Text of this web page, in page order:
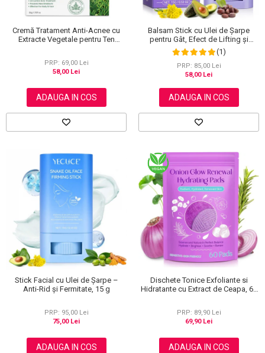
Cremă Tratament Anti-Acnee cu
Extracte Vegetale pentru Ten
PRP: 69,00 Lei
58,00 Lei
ADAUGA IN COS
Balsam Stick cu Ulei de Șarpe
pentru Gât, Efect de Lifting și
Fermitate, 15 g
(1)
PRP: 85,00 Lei
58,00 Lei
ADAUGA IN COS
Stick Facial cu Ulei de Șarpe –
Anti-Rid și Fermitate, 15 g
PRP: 95,00 Lei
75,00 Lei
ADAUGA IN COS
Dischete Tonice Exfoliante si
Hidratante cu Extract de Ceapa, 60
PRP: 89,90 Lei
69,90 Lei
ADAUGA IN COS